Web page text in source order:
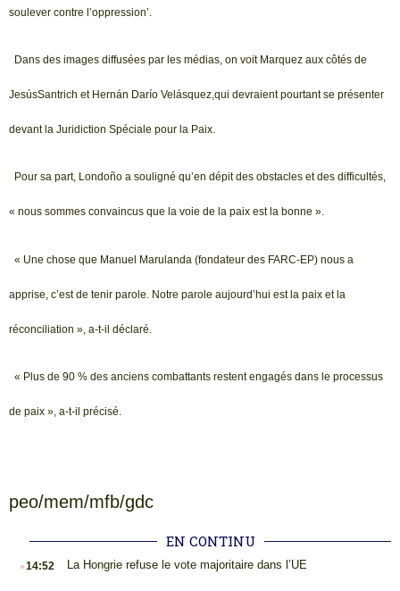
soulever contre l’oppression’.
Dans des images diffusées par les médias, on voit Marquez aux côtés de
JesúsSantrich et Hernán Darío Velásquez,qui devraient pourtant se présenter
devant la Juridiction Spéciale pour la Paix.
Pour sa part, Londoño a souligné qu’en dépit des obstacles et des difficultés,
« nous sommes convaincus que la voie de la paix est la bonne ».
« Une chose que Manuel Marulanda (fondateur des FARC-EP) nous a
apprise, c’est de tenir parole. Notre parole aujourd’hui est la paix et la
réconciliation », a-t-il déclaré.
« Plus de 90 % des anciens combattants restent engagés dans le processus
de paix », a-t-il précisé.
peo/mem/mfb/gdc
EN CONTINU
.14:52 La Hongrie refuse le vote majoritaire dans l’UE